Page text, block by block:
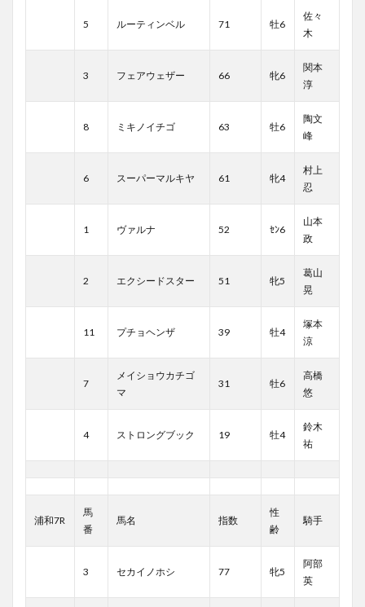
5 ルーティンベル 71 牡6
佐々
木
3 フェアウェザー 66 牝6
関本
淳
8 ミキノイチゴ 63 牡6
陶文
峰
6 スーパーマルキヤ 61 牝4
村上
忍
1 ヴァルナ 52 ｾﾝ6
山本
政
2 エクシードスター 51 牝5
葛山
晃
11 プチョヘンザ 39 牡4
塚本
涼
7
メイショウカチゴ
マ
31 牡6
高橋
悠
4 ストロングブック 19 牡4
鈴木
祐
浦和7R
馬
番
馬名 指数
性
齢
騎手
3 セカイノホシ 77 牝5
阿部
英